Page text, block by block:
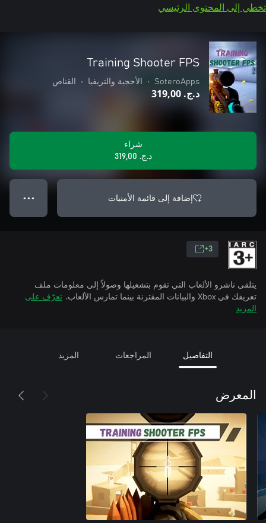
تخطي إلى المحتوى الرئيسي
Training Shooter FPS
SoteroApps
• الأحجية والتريفيا • القناص
د.ج.‏ 319,00
شراء
د.ج.‏ 319,00
إضافة إلى قائمة الأمنيات ● ● ●
3+
يتلقى ناشرو الألعاب التي تقوم بتشغيلها وصولاً إلى معلومات ملف
تعريفك في Xbox والبيانات المقترنة بينما تمارس الألعاب.
تعرّف على
المزيد
التفاصيل المراجعات المزيد
المعرض